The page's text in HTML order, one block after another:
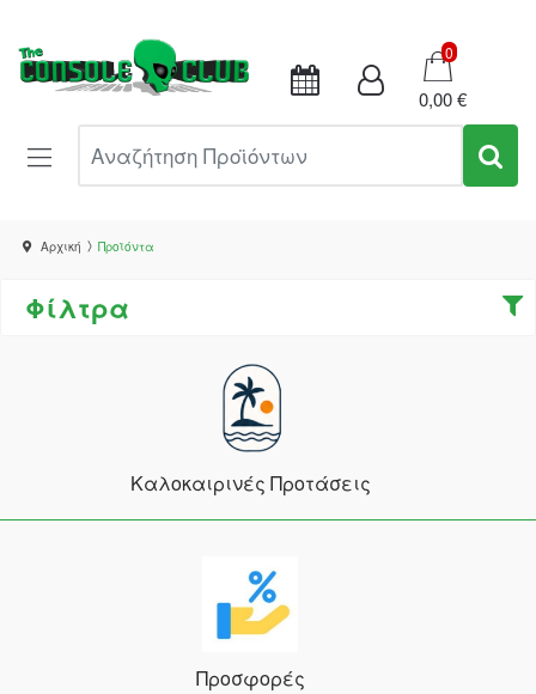
Καλάθι
0
0,00 €
Αρχική Προϊόντα
Φίλτρα
Καλοκαιρινές Προτάσεις
Προσφορές